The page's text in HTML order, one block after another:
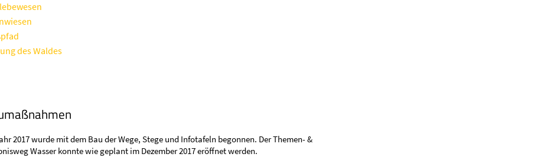
des Waldes
2017 wurde mit dem Bau der Wege, Stege und Infotafeln begonnen. Der Themen- &
Wasser konnte wie geplant im Dezember 2017 eröffnet werden.